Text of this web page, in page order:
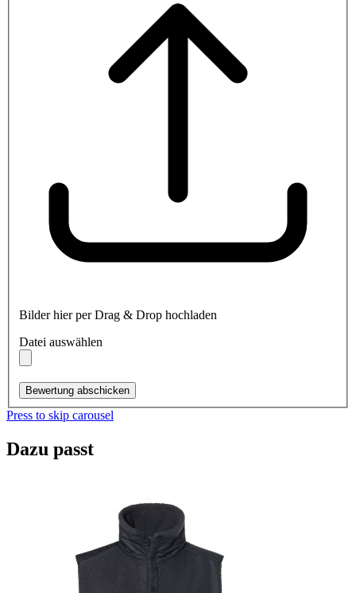
Bilder hier per Drag & Drop hochladen
Datei auswählen
Bewertung abschicken
Press to skip carousel
Dazu passt